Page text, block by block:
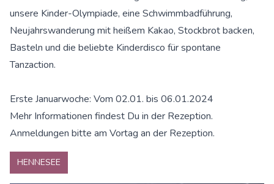
unsere Kinder-Olympiade, eine Schwimmbadführung,
Neujahrswanderung mit heißem Kakao, Stockbrot backen,
Basteln und die beliebte Kinderdisco für spontane
Tanzaction.
Erste Januarwoche: Vom 02.01. bis 06.01.2024
Mehr Informationen findest Du in der Rezeption.
Anmeldungen bitte am Vortag an der Rezeption.
HENNESEE